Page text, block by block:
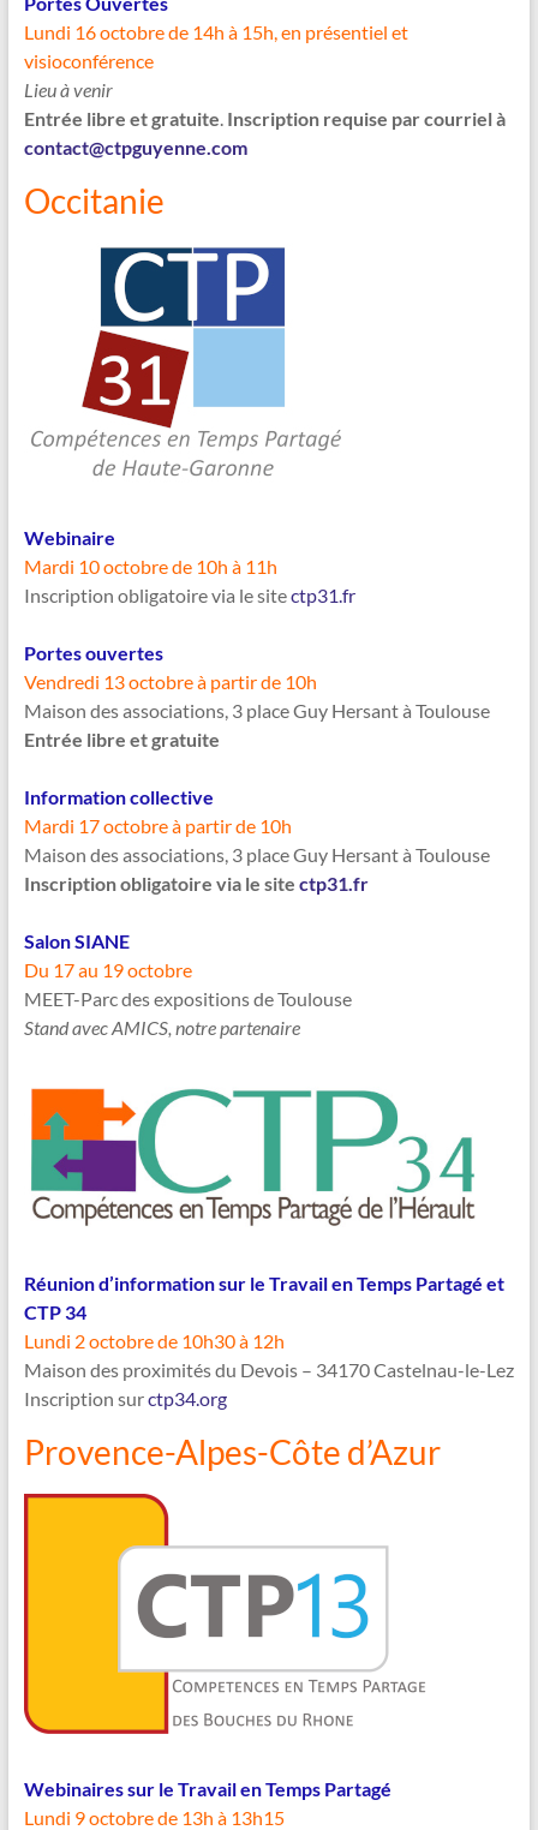
Lundi 16 octobre de 14h à 15h, en présentiel et
visioconférence
Lieu à venir
Entrée libre et gratuite Inscription requise par courriel à
contact@ctpguyenne.com
Occitanie
Webinaire
Mardi 10 octobre de 10h à 11h
Inscription obligatoire via le sitectp31.fr
Portes ouvertes
Vendredi 13 octobre à partir de 10h
Maison des associations, 3 place Guy Hersant à Toulouse
Entrée libre et gratuite
Information collective
Mardi 17 octobre à partir de 10h
Maison des associations, 3 place Guy Hersant à Toulouse
Inscription obligatoire via le site ctp31.fr
Salon SIANE
Du 17 au 19 octobre
MEET-Parc des expositions de Toulouse
Stand avec AMICS, notre partenaire
Réunion d’information sur le Travail en Temps Partagé et
CTP 34
Lundi 2 octobre de 10h30 à 12h
Maison des proximités du Devois – 34170 Castelnau-le-Lez
Inscription surctp34.org
Provence-Alpes-Côte d’Azur
Webinaires sur le Travail en Temps Partagé
Lundi 9 octobre de 13h à 13h15